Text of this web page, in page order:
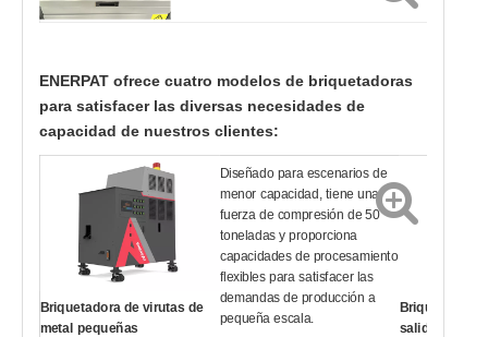
ENERPAT ofrece cuatro modelos de briquetadoras
para satisfacer las diversas necesidades de
capacidad de nuestros clientes:
Briquetadora de virutas de
metal pequeñas
Diseñado para escenarios de
menor capacidad, tiene una
fuerza de compresión de 50
toneladas y proporciona
capacidades de procesamiento
flexibles para satisfacer las
demandas de producción a
pequeña escala.
Briquetadora
salida única